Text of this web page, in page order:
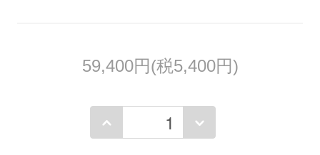
59,400円(税5,400円)